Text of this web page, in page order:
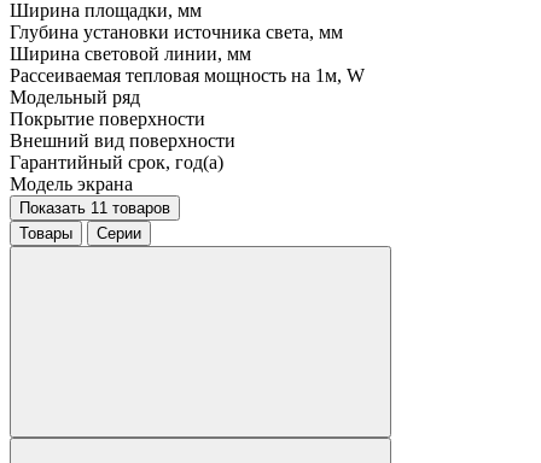
Ширина площадки, мм
Глубина установки источника света, мм
Ширина световой линии, мм
Рассеиваемая тепловая мощность на 1м, W
Модельный ряд
Покрытие поверхности
Внешний вид поверхности
Гарантийный срок, год(а)
Модель экрана
Показать 11 товаров
Товары
Серии